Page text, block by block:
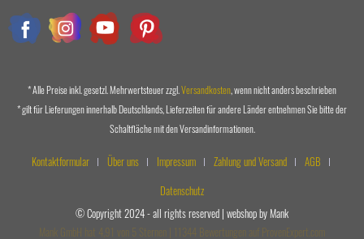
* Alle Preise inkl. gesetzl. Mehrwertsteuer zzgl.Versandkosten, wenn nicht anders beschrieben
* gilt für Lieferungen innerhalb Deutschlands, Lieferzeiten für andere Länder entnehmen Sie bitte der
Schaltfläche mit den Versandinformationen.
Kontaktformular Über uns Impressum Zahlung und Versand
AGB
Datenschutz
© Copyright 2024 - all rights reserved | webshop by Mank
Mank GmbH hat 4,91 von 5 Sternen 11344 Bewertungen auf ProvenExpert.com